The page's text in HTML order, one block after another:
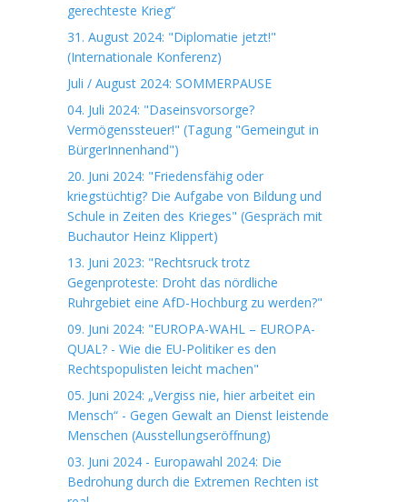
gerechteste Krieg“
31. August 2024: "Diplomatie jetzt!"
(Internationale Konferenz)
Juli / August 2024: SOMMERPAUSE
04. Juli 2024: "Daseinsvorsorge?
Vermögenssteuer!" (Tagung "Gemeingut in
BürgerInnenhand")
20. Juni 2024: "Friedensfähig oder
kriegstüchtig? Die Aufgabe von Bildung und
Schule in Zeiten des Krieges" (Gespräch mit
Buchautor Heinz Klippert)
13. Juni 2023: "Rechtsruck trotz
Gegenproteste: Droht das nördliche
Ruhrgebiet eine AfD-Hochburg zu werden?"
09. Juni 2024: "EUROPA-WAHL – EUROPA-
QUAL? - Wie die EU-Politiker es den
Rechtspopulisten leicht machen"
05. Juni 2024: „Vergiss nie, hier arbeitet ein
Mensch“ - Gegen Gewalt an Dienst leistende
Menschen (Ausstellungseröffnung)
03. Juni 2024 - Europawahl 2024: Die
Bedrohung durch die Extremen Rechten ist